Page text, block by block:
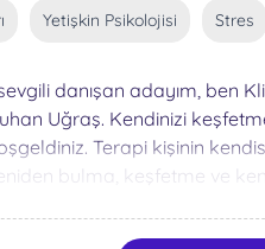
Yetişkin Psikolojisi Stres
danışan adayım, ben
Uğraş. Kendinizi
Terapi kişinin
bulma, keşfetme ve
ve bu adımı attığınız